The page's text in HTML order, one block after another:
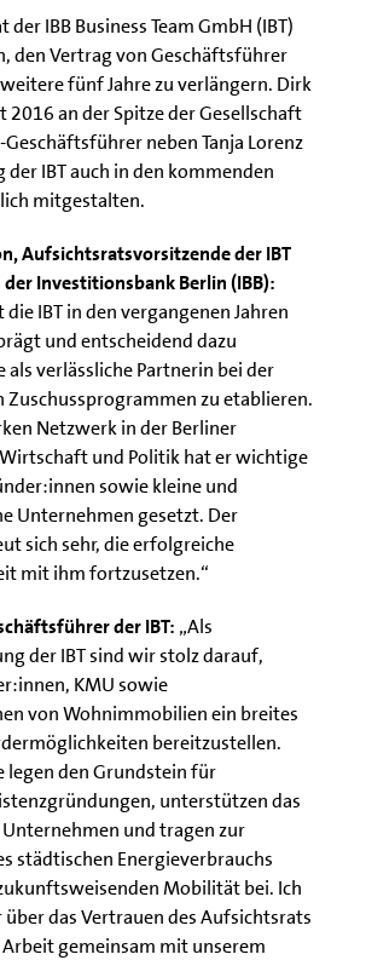
IBB Business Team GmbH (IBT)
den Vertrag von Geschäftsführer
fünf Jahre zu verlängern. Dirk
2016 an der Spitze der Gesellschaft
neben Tanja Lorenz
IBT auch in den kommenden
mitgestalten.
Aufsichtsratsvorsitzende der IBT
Investitionsbank Berlin (IBB):
die IBT in den vergangenen Jahren
und entscheidend dazu
als verlässliche Partnerin bei der
Zuschussprogrammen zu etablieren.
Netzwerk in der Berliner
und Politik hat er wichtige
sowie kleine und
Unternehmen gesetzt. Der
sich sehr, die erfolgreiche
mit ihm fortzusetzen.“
der IBT: „Als
der IBT sind wir stolz darauf,
KMU sowie
von Wohnimmobilien ein breites
bereitzustellen.
legen den Grundstein für
unterstützen das
und tragen zur
städtischen Energieverbrauchs
Mobilität bei. Ich
das Vertrauen des Aufsichtsrats
gemeinsam mit unserem